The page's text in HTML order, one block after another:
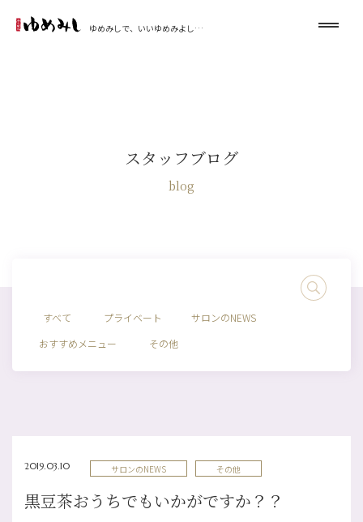
ゆめみしで、いいゆめみよし…
スタッフブログ
blog
すべて プライベート
サロンのNEWS
おすすめメニュー
その他
2019.03.10 サロンのNEWS その他
黒豆茶おうちでもいかがですか？？